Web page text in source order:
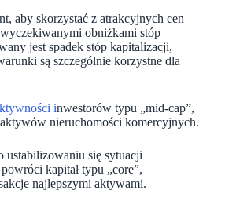
aby skorzystać z atrakcyjnych cen
obniżkami stóp
jest spadek stóp kapitalizacji,
są szczególnie korzystne dla
inwestorów typu „mid-cap”,
nieruchomości komercyjnych.
ustabilizowaniu się sytuacji
kapitał typu „core”,
najlepszymi aktywami.